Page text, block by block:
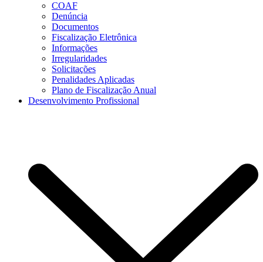
COAF
Denúncia
Documentos
Fiscalização Eletrônica
Informações
Irregularidades
Solicitações
Penalidades Aplicadas
Plano de Fiscalização Anual
Desenvolvimento Profissional